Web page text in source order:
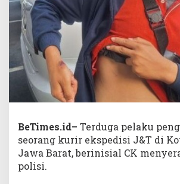
BeTimes.id– Terduga pelaku
seorang kurir ekspedisi J&T di
Jawa Barat, berinisial CK
polisi.